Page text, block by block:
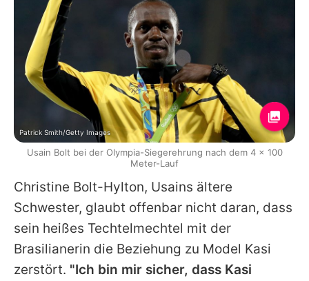
Christine Bolt-Hylton, Usains ältere
Schwester, glaubt offenbar nicht daran, dass
sein heißes Techtelmechtel mit der
Brasilianerin die Beziehung zu Model Kasi
zerstört. "Ich bin mir sicher, dass Kasi
Patrick Smith/Getty Images
Usain Bolt bei der Olympia-Siegerehrung nach dem 4 x 100
Meter-Lauf